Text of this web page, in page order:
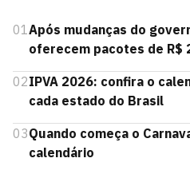
01 Após mudanças do
oferecem pacotes de R$
02IPVA 2026: confira o
cada estado do Brasil
03Quando começa o
calendário